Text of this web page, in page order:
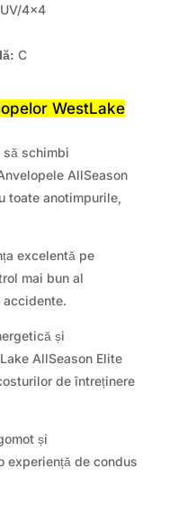
4×4
C
WestLake
să schimbi
AllSeason
toate anotimpurile,
excelentă pe
mai bun al
și
AllSeason Elite
de întreținere
și
experiență de condus